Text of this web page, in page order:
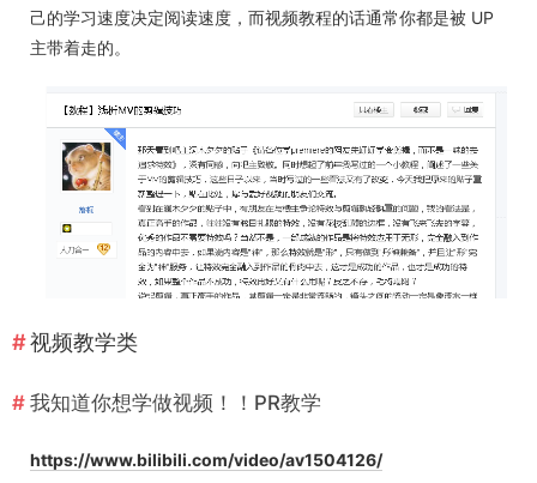
己的学习速度决定阅读速度，而视频教程的话通常你都是被 UP
主带着走的。
视频教学类
我知道你想学做视频！！PR教学
https://www.bilibili.com/video/av1504126/